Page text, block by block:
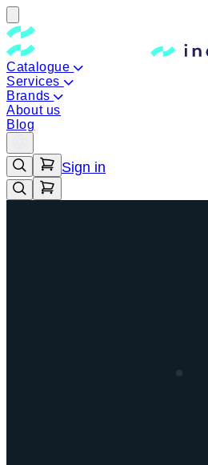
Catalogue
Services
Brands
About us
Blog
Sign in